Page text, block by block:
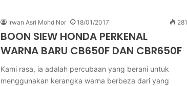
Irwan Asri Mohd Nor 18/01/2017 281
BOON SIEW HONDA PERKENAL
WARNA BARU CB650F DAN CBR650F
Kami rasa, ia adalah percubaan yang berani untuk
menggunakan kerangka warna berbeza dari yang